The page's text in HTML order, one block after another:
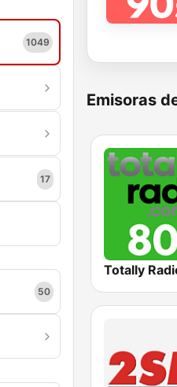
1049
17
50
Emisoras
Totally